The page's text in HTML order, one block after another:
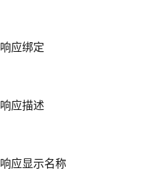
响应绑定
响应描述
响应显示名称